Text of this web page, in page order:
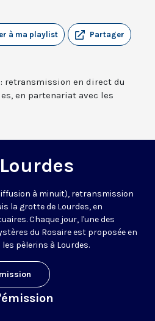
Partager
à ma playlist
: retransmission en direct du
en partenariat avec les
à minuit), retransmission
la grotte de Lourdes, en
Chaque jour, l'une des
du Rosaire est proposée en
pèlerins à Lourdes.